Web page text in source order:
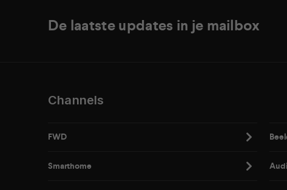
De laatste updates in je mailbox
Channels
FWD
Smarthome